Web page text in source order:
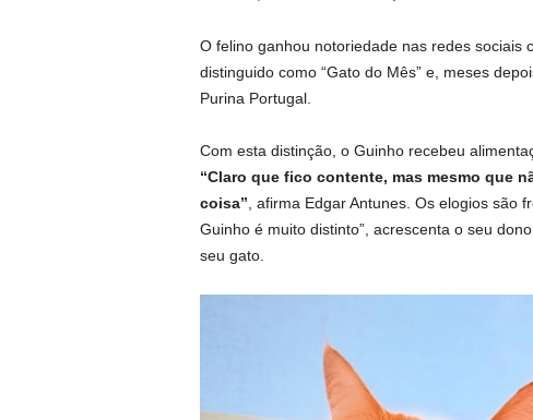
O felino ganhou notoriedade nas redes sociais
distinguido como “Gato do Mês” e, meses
Purina Portugal.
Com esta distinção, o Guinho recebeu
“Claro que fico contente, mas mesmo que
coisa” , afirma Edgar Antunes. Os elogios são
Guinho é muito distinto”, acrescenta o seu
seu gato.